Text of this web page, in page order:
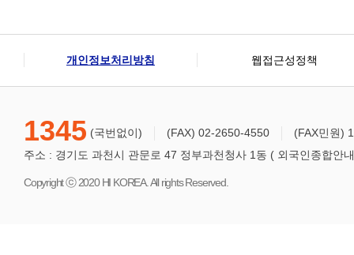
개인정보처리방침 웹접근성정책
1345 (국번없이) (FAX) 02-2650-4550
(FAX민원)
주소 : 경기도 과천시 관문로 47 정부과천청사 1동 ( 외국인종합안
Copyright ⓒ 2020 HI KOREA. All rights Reserved.